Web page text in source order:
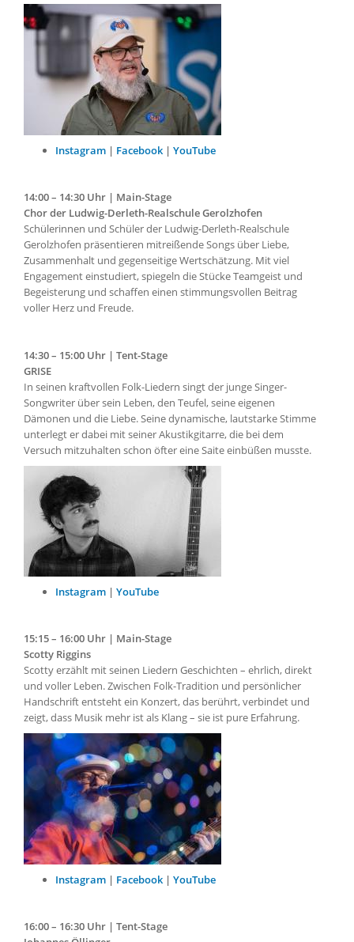
Instagram | Facebook | YouTube
14:00 – 14:30 Uhr | Main-Stage
Chor der Ludwig-Derleth-Realschule Gerolzhofen
Schülerinnen und Schüler der Ludwig-Derleth-Realschule
Gerolzhofen präsentieren mitreißende Songs über Liebe,
Zusammenhalt und gegenseitige Wertschätzung. Mit viel
Engagement einstudiert, spiegeln die Stücke Teamgeist und
Begeisterung und schaffen einen stimmungsvollen Beitrag
voller Herz und Freude.
14:30 – 15:00 Uhr | Tent-Stage
GRISE
In seinen kraftvollen Folk-Liedern singt der junge Singer-
Songwriter über sein Leben, den Teufel, seine eigenen
Dämonen und die Liebe. Seine dynamische, lautstarke Stimme
unterlegt er dabei mit seiner Akustikgitarre, die bei dem
Versuch mitzuhalten schon öfter eine Saite einbüßen musste.
Instagram | YouTube
15:15 – 16:00 Uhr | Main-Stage
Scotty Riggins
Scotty erzählt mit seinen Liedern Geschichten – ehrlich, direkt
und voller Leben. Zwischen Folk-Tradition und persönlicher
Handschrift entsteht ein Konzert, das berührt, verbindet und
zeigt, dass Musik mehr ist als Klang – sie ist pure Erfahrung.
Instagram | Facebook | YouTube
16:00 – 16:30 Uhr | Tent-Stage